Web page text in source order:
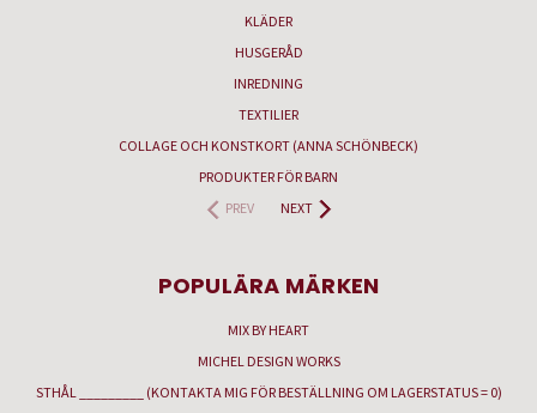
KLÄDER
HUSGERÅD
INREDNING
TEXTILIER
COLLAGE OCH KONSTKORT (ANNA SCHÖNBECK)
PRODUKTER FÖR BARN
PREV
NEXT
POPULÄRA MÄRKEN
MIX BY HEART
MICHEL DESIGN WORKS
STHÅL _________ (KONTAKTA MIG FÖR BESTÄLLNING OM LAGERSTATUS = 0)